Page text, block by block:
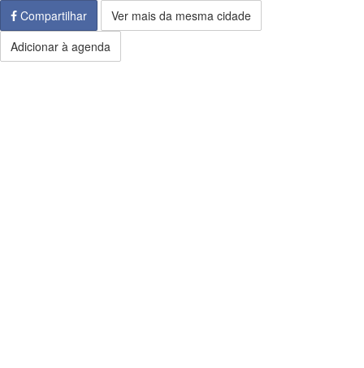
Compartilhar
Ver mais da mesma cidade
Adicionar à agenda